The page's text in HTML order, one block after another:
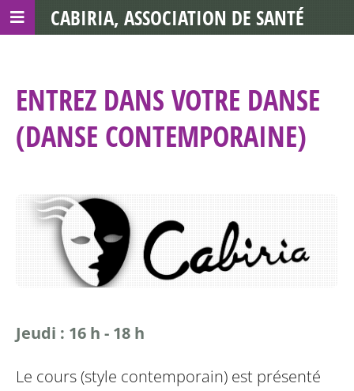
ENTREZ DANS VOTRE DANSE
(DANSE CONTEMPORAINE)
Jeudi : 16 h - 18 h
Le cours (style contemporain) est présenté
CABIRIA, ASSOCIATION DE SANTÉ